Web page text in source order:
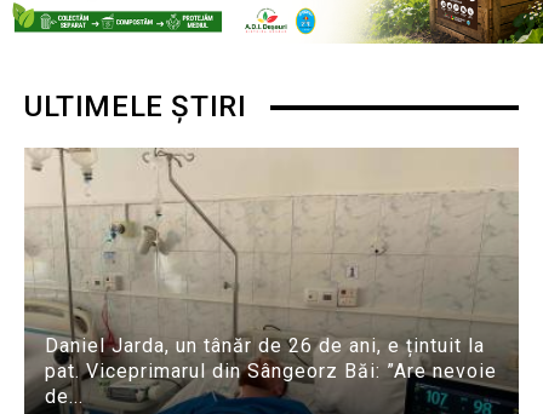
ULTIMELE ȘTIRI
Daniel Jarda, un tânăr de 26 de ani, e țintuit la
pat. Viceprimarul din Sângeorz Băi: ”Are nevoie
de...